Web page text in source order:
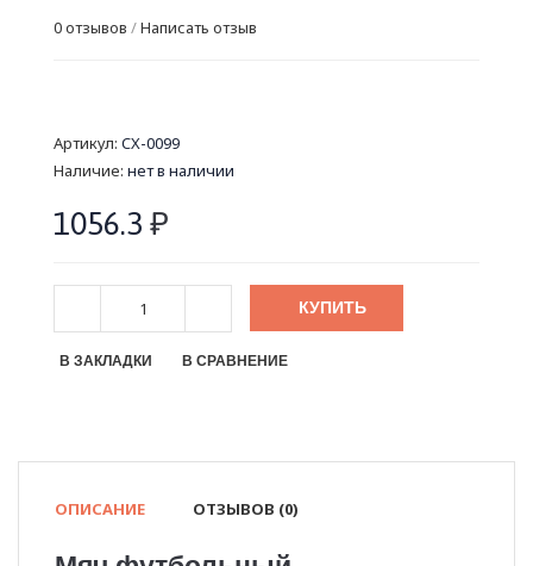
0 отзывов /Написать отзыв
Артикул: CX-0099
Наличие: нет в наличии
1056.3 ₽
КУПИТЬ
В ЗАКЛАДКИ В СРАВНЕНИЕ
ОПИСАНИЕ ОТЗЫВОВ (0)